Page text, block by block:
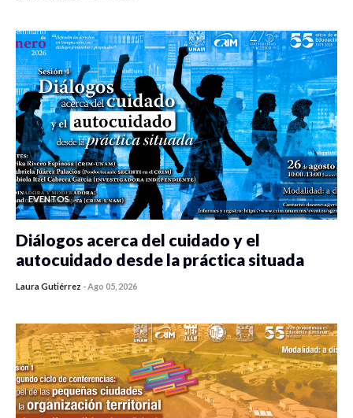
EVENTOS
Diálogos acerca del cuidado y el
autocuidado desde la práctica situada
Laura Gutiérrez -Ago 05, 2026